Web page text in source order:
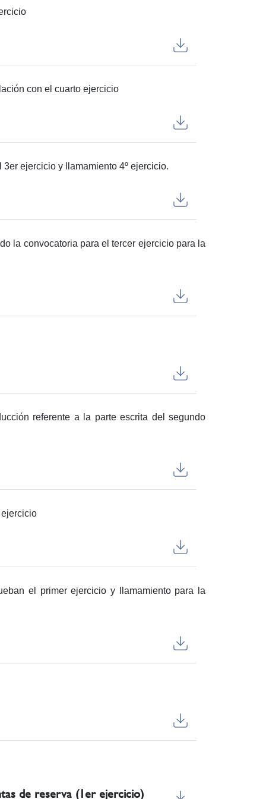
con el cuarto ejercicio
ejercicio y llamamiento 4º ejercicio.
la convocatoria para el tercer ejercicio para la
referente a la parte escrita del segundo
el primer ejercicio y llamamiento para la
de reserva (1er ejercicio)